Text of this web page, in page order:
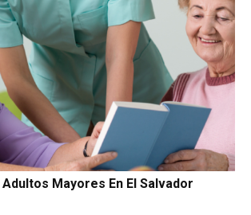
Mayores En El Salvador